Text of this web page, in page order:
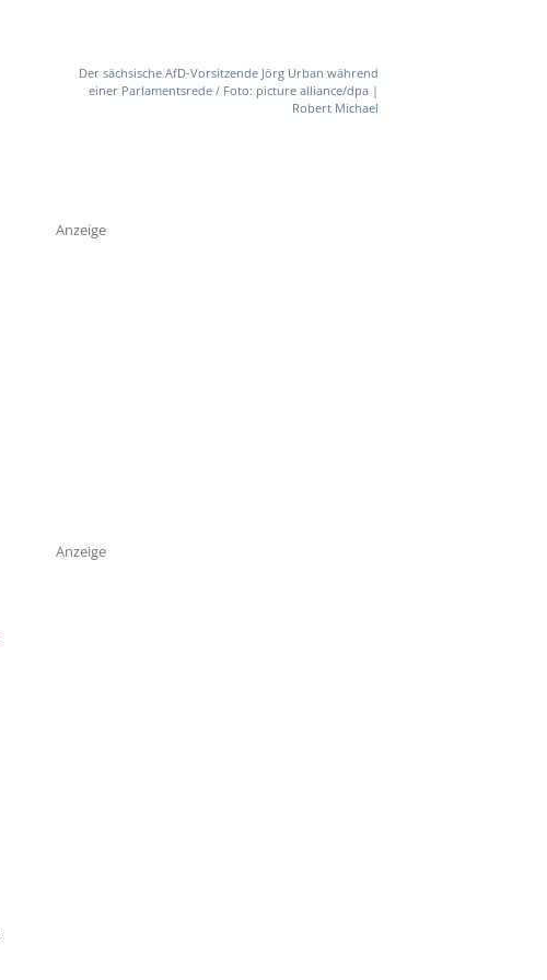
Der sächsische AfD-Vorsitzende Jörg Urban während
einer Parlamentsrede / Foto: picture alliance/dpa |
Robert Michael
Anzeige
Anzeige